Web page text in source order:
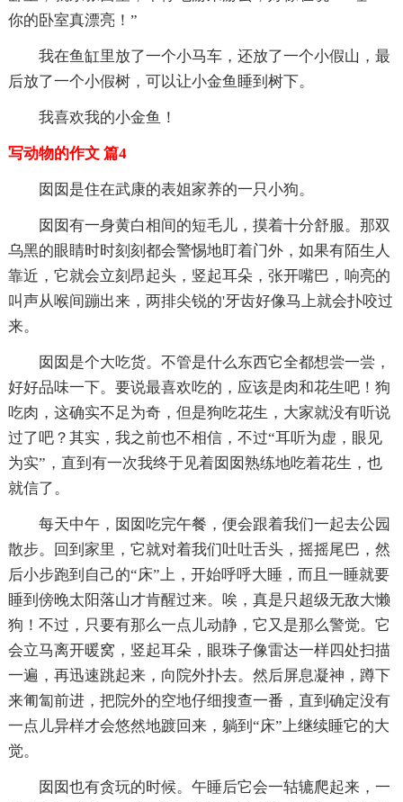
你的卧室真漂亮！”
我在鱼缸里放了一个小马车，还放了一个小假山，最
后放了一个小假树，可以让小金鱼睡到树下。
我喜欢我的小金鱼！
写动物的作文 篇4
囡囡是住在武康的表姐家养的一只小狗。
囡囡有一身黄白相间的短毛儿，摸着十分舒服。那双
乌黑的眼睛时时刻刻都会警惕地盯着门外，如果有陌生人
靠近，它就会立刻昂起头，竖起耳朵，张开嘴巴，响亮的
叫声从喉间蹦出来，两排尖锐的'牙齿好像马上就会扑咬过
来。
囡囡是个大吃货。不管是什么东西它全都想尝一尝，
好好品味一下。要说最喜欢吃的，应该是肉和花生吧！狗
吃肉，这确实不足为奇，但是狗吃花生，大家就没有听说
过了吧？其实，我之前也不相信，不过“耳听为虚，眼见
为实”，直到有一次我终于见着囡囡熟练地吃着花生，也
就信了。
每天中午，囡囡吃完午餐，便会跟着我们一起去公园
散步。回到家里，它就对着我们吐吐舌头，摇摇尾巴，然
后小步跑到自己的“床”上，开始呼呼大睡，而且一睡就要
睡到傍晚太阳落山才肯醒过来。唉，真是只超级无敌大懒
狗！不过，只要有那么一点儿动静，它又是那么警觉。它
会立马离开暖窝，竖起耳朵，眼珠子像雷达一样四处扫描
一遍，再迅速跳起来，向院外扑去。然后屏息凝神，蹲下
来匍匐前进，把院外的空地仔细搜查一番，直到确定没有
一点儿异样才会悠然地踱回来，躺到“床”上继续睡它的大
觉。
囡囡也有贪玩的时候。午睡后它会一轱辘爬起来，一